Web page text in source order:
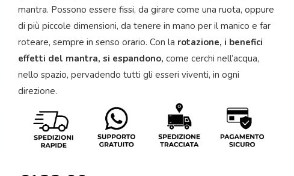
mantra. Possono essere fissi, da girare come una ruota, oppure
di più piccole dimensioni, da tenere in mano per il manico e far
roteare, sempre in senso orario. Con la rotazione, i benefici
effetti del mantra, si espandono, come cerchi nell’acqua,
nello spazio, pervadendo tutti gli esseri viventi, in ogni
direzione.